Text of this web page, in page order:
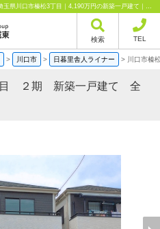
川口市榛松３丁目 ２期 新築一戸建て 全１棟 埼玉県川口市榛松3丁目｜4,190万円の新築一戸建て｜分譲住宅や新築物件｜エムイーPLUS城東株式会社
検索 TEL
> 川口市 > 日暮里舎人ライナー > 川口市
目 ２期 新築一戸建て 全